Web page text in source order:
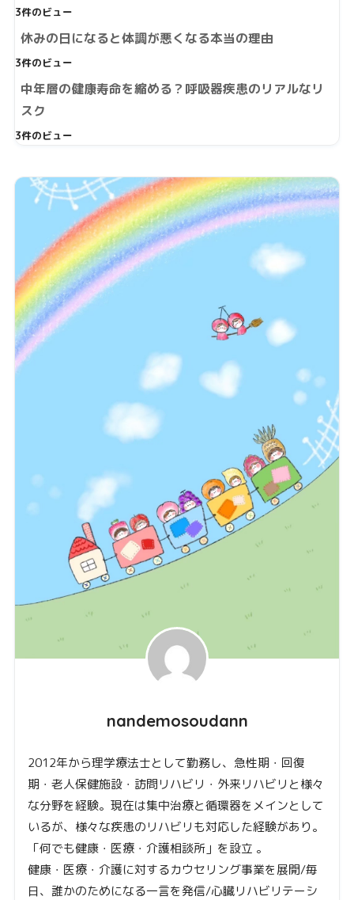
3件のビュー
休みの日になると体調が悪くなる本当の理由
3件のビュー
中年層の健康寿命を縮める？呼吸器疾患のリアルなリ
スク
3件のビュー
nandemosoudann
2012年から理学療法士として勤務し、急性期・回復
期・老人保健施設・訪問リハビリ・外来リハビリと様々
な分野を経験。現在は集中治療と循環器をメインとして
いるが、様々な疾患のリハビリも対応した経験があり。
「何でも健康・医療・介護相談所」を設立 。
健康・医療・介護に対するカウセリング事業を展開/毎
日、誰かのためになる一言を発信/心臓リハビリテーシ